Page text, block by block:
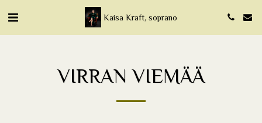
Kaisa Kraft, soprano
VIRRAN VIEMÄÄ